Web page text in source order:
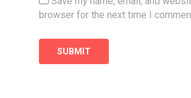
browser for the next time I